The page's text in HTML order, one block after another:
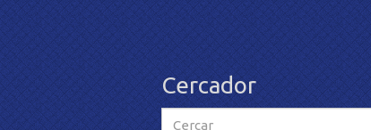
Cercador